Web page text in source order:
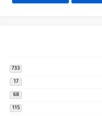
733
17
68
115